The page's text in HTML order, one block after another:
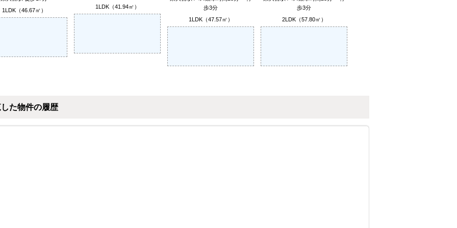
1LDK（46.67㎡）
1LDK（41.94㎡）
歩3分
1LDK（47.57㎡）
歩3分
2LDK（57.80㎡）
た物件の履歴